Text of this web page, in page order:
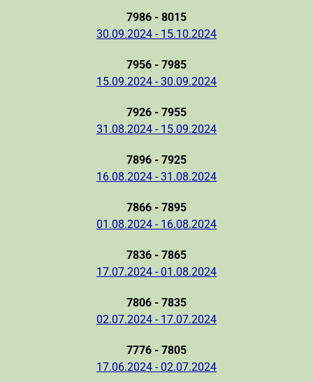
7986 - 8015
30.09.2024 - 15.10.2024
7956 - 7985
15.09.2024 - 30.09.2024
7926 - 7955
31.08.2024 - 15.09.2024
7896 - 7925
16.08.2024 - 31.08.2024
7866 - 7895
01.08.2024 - 16.08.2024
7836 - 7865
17.07.2024 - 01.08.2024
7806 - 7835
02.07.2024 - 17.07.2024
7776 - 7805
17.06.2024 - 02.07.2024